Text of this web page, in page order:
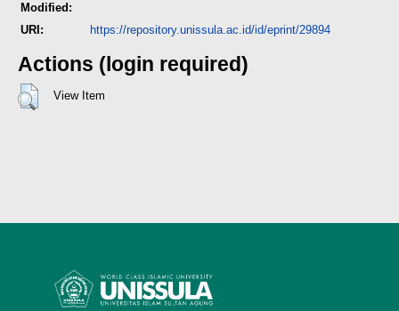
Modified:
URI: https://repository.unissula.ac.id/id/eprint/29894
Actions (login required)
View Item